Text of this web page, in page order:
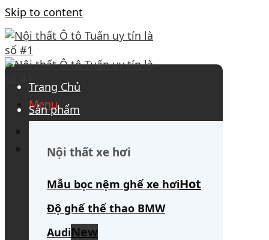
Skip to content
Menu
Search for:
Trang Chủ
Sản phẩm
Nội thất xe hơi
Mẫu bọc nệm ghế xe hơi
Độ ghế thể thao BMW
Audi